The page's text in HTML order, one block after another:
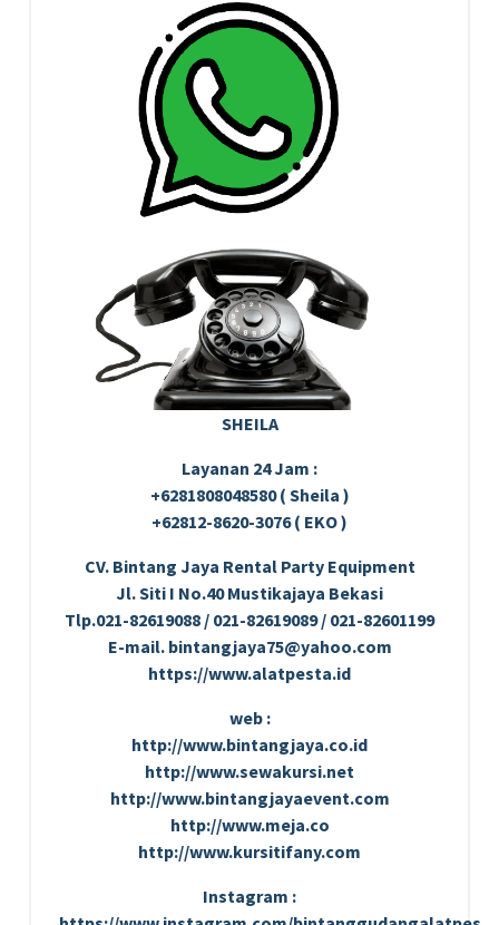
SHEILA
Layanan 24 Jam :
+6281808048580 ( Sheila )
+62812-8620-3076 ( EKO )
CV. Bintang Jaya Rental Party Equipment
Jl. Siti I No.40 Mustikajaya Bekasi
Tlp.021-82619088 / 021-82619089 / 021-82601199
E-mail. bintangjaya75@yahoo.com
https://www.alatpesta.id
web :
http://www.bintangjaya.co.id
http://www.sewakursi.net
http://www.bintangjayaevent.com
http://www.meja.co
http://www.kursitifany.com
Instagram :